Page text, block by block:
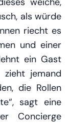
, als würde
riecht es
und einer
ein Gast
jemand
die Rollen
sagt eine
Concierge